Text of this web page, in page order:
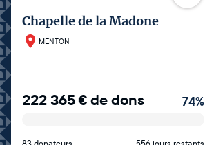
Chapelle de la Madone
MENTON
222 365€de dons 74%